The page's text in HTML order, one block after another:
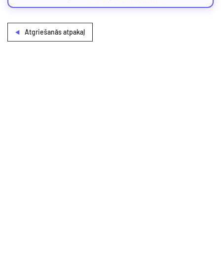
Atgriešanās atpakaļ